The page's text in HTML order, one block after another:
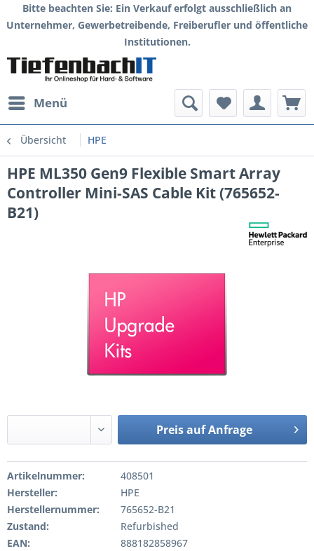
Bitte beachten Sie: Ein Verkauf erfolgt ausschließlich an
Unternehmer, Gewerbetreibende, Freiberufler und öffentliche
Institutionen.
Menü
Übersicht HPE
HPE ML350 Gen9 Flexible Smart Array
Controller Mini-SAS Cable Kit (765652-
B21)
Preis auf Anfrage
Artikelnummer:
408501
Hersteller:
HPE
Herstellernummer:
765652-B21
Zustand:
Refurbished
EAN:
888182858967